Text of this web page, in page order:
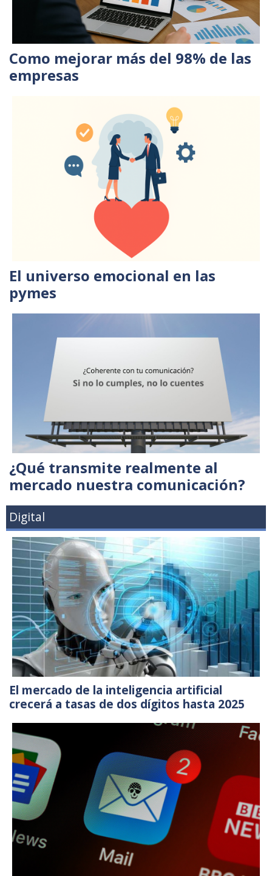
Como mejorar más del 98% de las
empresas
El universo emocional en las
pymes
¿Qué transmite realmente al
mercado nuestra comunicación?
Digital
El mercado de la inteligencia artificial
crecerá a tasas de dos dígitos hasta 2025